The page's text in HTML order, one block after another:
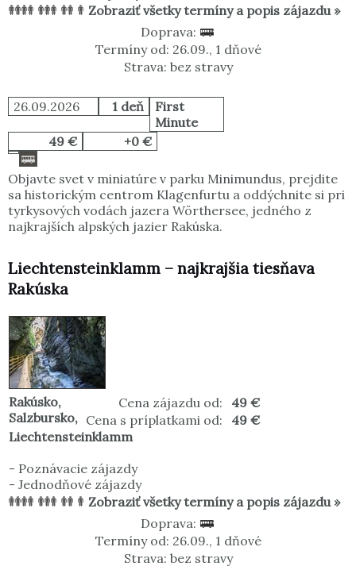
Zobraziť všetky termíny a popis zájazdu »
Doprava:
Termíny od: 26.09., 1 dňové
Strava: bez stravy
26.09.2026 1 deň
First
Minute
49 €
+0 €
Objavte svet v miniatúre v parku Minimundus, prejdite
sa historickým centrom Klagenfurtu a oddýchnite si pri
tyrkysových vodách jazera Wörthersee, jedného z
najkrajších alpských jazier Rakúska.
Liechtensteinklamm – najkrajšia tiesňava
Rakúska
Cena zájazdu od:
49 €
Cena s príplatkami od:
49 €
Rakúsko,
Salzbursko,
Liechtensteinklamm
- Poznávacie zájazdy
- Jednodňové zájazdy
Zobraziť všetky termíny a popis zájazdu »
Doprava:
Termíny od: 26.09., 1 dňové
Strava: bez stravy